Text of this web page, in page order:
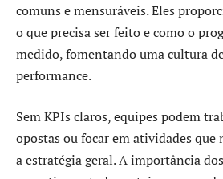
comuns e mensuráveis. Eles
o que precisa ser feito e como o
medido, fomentando uma cultura
performance.
Sem KPIs claros, equipes podem
opostas ou focar em atividades
a estratégia geral. A importância